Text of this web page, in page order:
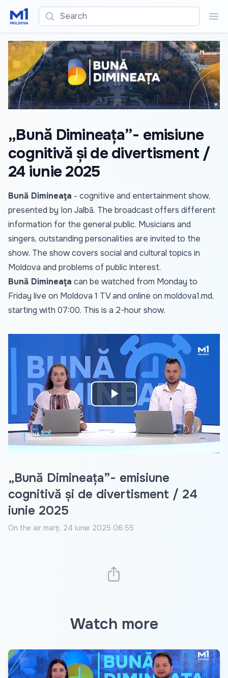
Search
„Bună Dimineața”- emisiune
cognitivă și de divertisment /
24 iunie 2025
Bună Dimineaţa - cognitive and entertainment show,
presented by Ion Jalbă. The broadcast offers different
information for the general public. Musicians and
singers, outstanding personalities are invited to the
show. The show covers social and cultural topics in
Moldova and problems of public interest.
Bună Dimineaţa can be watched from Monday to
Friday live on Moldova 1 TV and online on moldova1.md,
starting with 07:00. This is a 2-hour show.
Play
Video
„Bună Dimineața”- emisiune
cognitivă și de divertisment / 24
iunie 2025
On the air marți, 24 iunie 2025 06:55
Watch more